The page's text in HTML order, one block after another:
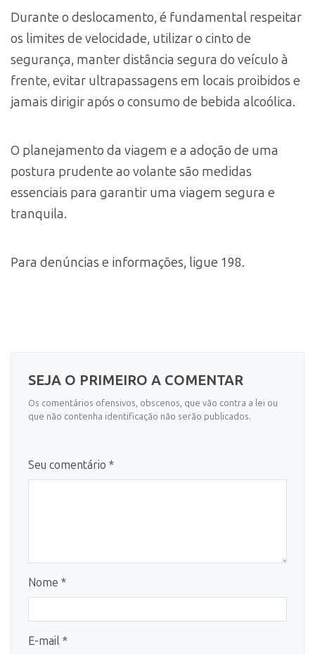
Durante o deslocamento, é fundamental respeitar
os limites de velocidade, utilizar o cinto de
segurança, manter distância segura do veículo à
frente, evitar ultrapassagens em locais proibidos e
jamais dirigir após o consumo de bebida alcoólica.
O planejamento da viagem e a adoção de uma
postura prudente ao volante são medidas
essenciais para garantir uma viagem segura e
tranquila.
Para denúncias e informações, ligue 198.
SEJA O PRIMEIRO A COMENTAR
Os comentários ofensivos, obscenos, que vão contra a lei ou
que não contenha identificação não serão publicados.
Seu comentário *
Nome *
E-mail *